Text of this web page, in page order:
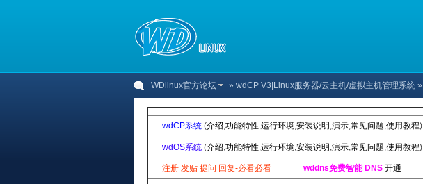
WDlinux官方论坛 » wdCP V3|Linux服务器/云主机/虚拟主机管理系统
wdCP系统 (介绍,功能特性,运行环境,安装说明 ,演示,常见问题,使用教程)
wdOS系统 (介绍,功能特性,运行环境,安装说明 ,演示,常见问题,使用教程)
注册 发贴 提问 回复-必看必看 wddns免费智能 DNS 开通